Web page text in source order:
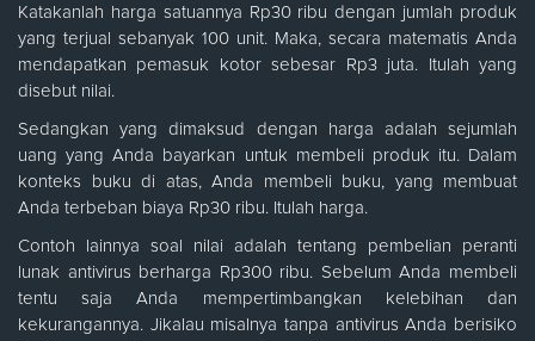
Katakanlah harga satuannya Rp30 ribu dengan jumlah produk
yang terjual sebanyak 100 unit. Maka, secara matematis Anda
mendapatkan pemasuk kotor sebesar Rp3 juta. Itulah yang
disebut nilai.
Sedangkan yang dimaksud dengan harga adalah sejumlah
uang yang Anda bayarkan untuk membeli produk itu. Dalam
konteks buku di atas, Anda membeli buku, yang membuat
Anda terbeban biaya Rp30 ribu. Itulah harga.
Contoh lainnya soal nilai adalah tentang pembelian peranti
lunak antivirus berharga Rp300 ribu. Sebelum Anda membeli
tentu saja Anda mempertimbangkan kelebihan dan
kekurangannya. Jikalau misalnya tanpa antivirus Anda berisiko